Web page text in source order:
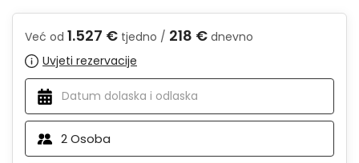
Već od 1.527 € tjedno / 218 € dnevno
Uvjeti rezervacije
2Osoba